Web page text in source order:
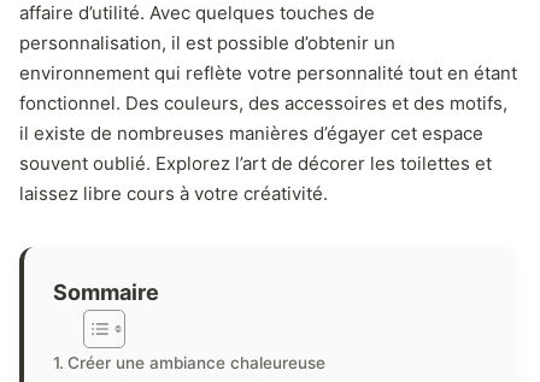
affaire d’utilité. Avec quelques touches de
personnalisation, il est possible d’obtenir un
environnement qui reflète votre personnalité tout en étant
fonctionnel. Des couleurs, des accessoires et des motifs,
il existe de nombreuses manières d’égayer cet espace
souvent oublié. Explorez l’art de décorer les toilettes et
laissez libre cours à votre créativité.
Sommaire
Créer une ambiance chaleureuse